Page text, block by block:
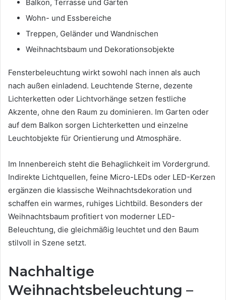
Balkon, Terrasse und Garten
Wohn- und Essbereiche
Treppen, Geländer und Wandnischen
Weihnachtsbaum und Dekorationsobjekte
Fensterbeleuchtung wirkt sowohl nach innen als auch
nach außen einladend. Leuchtende Sterne, dezente
Lichterketten oder Lichtvorhänge setzen festliche
Akzente, ohne den Raum zu dominieren. Im Garten oder
auf dem Balkon sorgen Lichterketten und einzelne
Leuchtobjekte für Orientierung und Atmosphäre.
Im Innenbereich steht die Behaglichkeit im Vordergrund.
Indirekte Lichtquellen, feine Micro-LEDs oder LED-Kerzen
ergänzen die klassische Weihnachtsdekoration und
schaffen ein warmes, ruhiges Lichtbild. Besonders der
Weihnachtsbaum profitiert von moderner LED-
Beleuchtung, die gleichmäßig leuchtet und den Baum
stilvoll in Szene setzt.
Nachhaltige
Weihnachtsbeleuchtung –